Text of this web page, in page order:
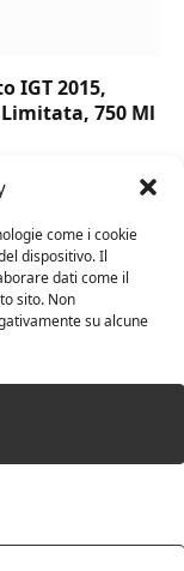
come i cookie
dispositivo. Il
dati come il
sito. Non
su alcune
IGT 2015,
750 Ml